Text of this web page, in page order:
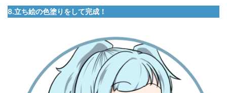
8.立ち絵の色塗りをして完成！